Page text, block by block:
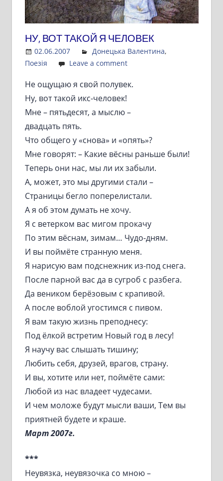
НУ, ВОТ ТАКОЙ Я ЧЕЛОВЕК
02.06.2007 Admin
Донецька Валентина,
Поезія
Leave a comment
Не ощущаю я свой полувек.
Ну, вот такой икс-человек!
Мне – пятьдесят, а мыслю –
двадцать пять.
Что общего у «снова» и «опять»?
Мне говорят: – Какие вёсны раньше были!
Теперь они нас, мы ли их забыли.
А, может, это мы другими стали –
Страницы бегло поперелистали.
А я об этом думать не хочу.
Я с ветерком вас мигом прокачу
По этим вёснам, зимам… Чудо-дням.
И вы поймёте странную меня.
Я нарисую вам подснежник из-под снега.
После парной вас да в сугроб с разбега.
Да веником берёзовым с крапивой.
А после воблой угостимся с пивом.
Я вам такую жизнь преподнесу:
Под ёлкой встретим Новый год в лесу!
Я научу вас слышать тишину;
Любить себя, друзей, врагов, страну.
И вы, хотите или нет, поймёте сами:
Любой из нас владеет чудесами.
И чем моложе будут мысли ваши, Тем вы
приятней будете и краше.
Март 2007г.
***
Неувязка, неувязочка со мною –